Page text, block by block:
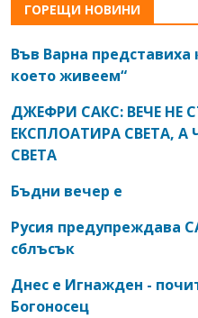
ГОРЕЩИ НОВИНИ
Във Варна представиха
което живеем“
ДЖЕФРИ САКС: ВЕЧЕ НЕ
ЕКСПЛОАТИРА СВЕТА,
СВЕТА
Бъдни вечер е
Русия предупреждава
сблъсък
Днес е Игнажден -
Богоносец